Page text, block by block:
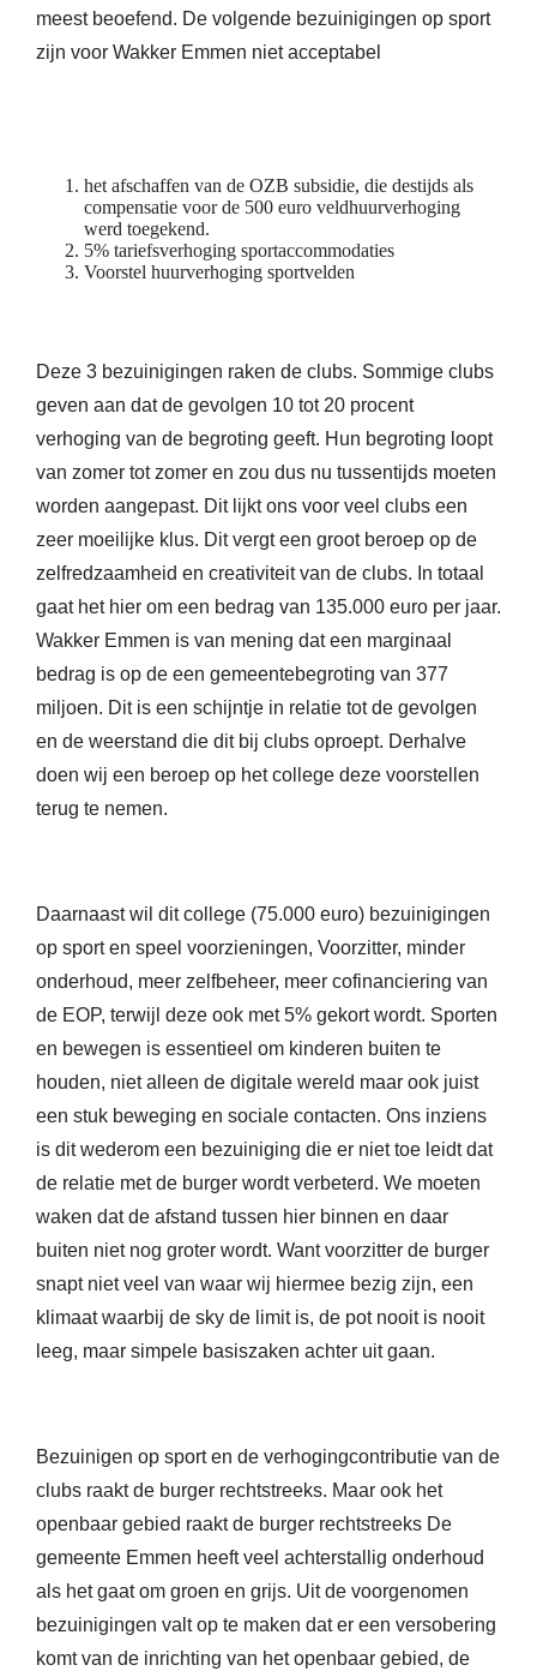
meest beoefend. De volgende bezuinigingen op sport
zijn voor Wakker Emmen niet acceptabel
het afschaffen van de OZB subsidie, die destijds als
compensatie voor de 500 euro veldhuurverhoging
werd toegekend.
5% tariefsverhoging sportaccommodaties
Voorstel huurverhoging sportvelden
Deze 3 bezuinigingen raken de clubs. Sommige clubs
geven aan dat de gevolgen 10 tot 20 procent
verhoging van de begroting geeft. Hun begroting loopt
van zomer tot zomer en zou dus nu tussentijds moeten
worden aangepast. Dit lijkt ons voor veel clubs een
zeer moeilijke klus. Dit vergt een groot beroep op de
zelfredzaamheid en creativiteit van de clubs. In totaal
gaat het hier om een bedrag van 135.000 euro per jaar.
Wakker Emmen is van mening dat een marginaal
bedrag is op de een gemeentebegroting van 377
miljoen. Dit is een schijntje in relatie tot de gevolgen
en de weerstand die dit bij clubs oproept. Derhalve
doen wij een beroep op het college deze voorstellen
terug te nemen.
Daarnaast wil dit college (75.000 euro) bezuinigingen
op sport en speel voorzieningen, Voorzitter, minder
onderhoud, meer zelfbeheer, meer cofinanciering van
de EOP, terwijl deze ook met 5% gekort wordt. Sporten
en bewegen is essentieel om kinderen buiten te
houden, niet alleen de digitale wereld maar ook juist
een stuk beweging en sociale contacten. Ons inziens
is dit wederom een bezuiniging die er niet toe leidt dat
de relatie met de burger wordt verbeterd. We moeten
waken dat de afstand tussen hier binnen en daar
buiten niet nog groter wordt. Want voorzitter de burger
snapt niet veel van waar wij hiermee bezig zijn, een
klimaat waarbij de sky de limit is, de pot nooit is nooit
leeg, maar simpele basiszaken achter uit gaan.
Bezuinigen op sport en de verhogingcontributie van de
clubs raakt de burger rechtstreeks. Maar ook het
openbaar gebied raakt de burger rechtstreeks De
gemeente Emmen heeft veel achterstallig onderhoud
als het gaat om groen en grijs. Uit de voorgenomen
bezuinigingen valt op te maken dat er een versobering
komt van de inrichting van het openbaar gebied, de